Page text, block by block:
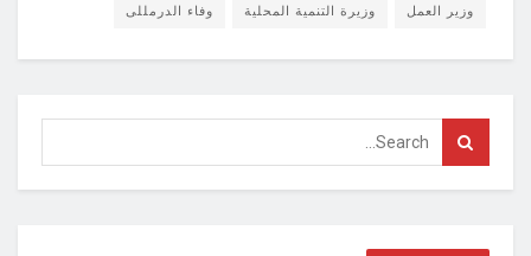
وزير العمل وزيرة التنمية المحلية وفاء الدرمللى